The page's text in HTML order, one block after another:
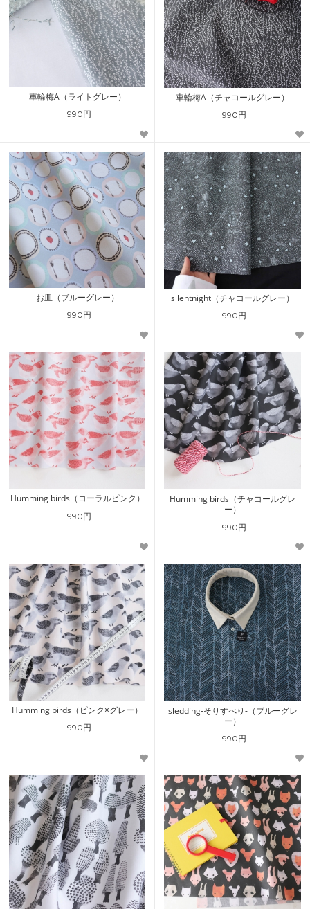
車輪梅A（ライトグレー）
990円
車輪梅A（チャコールグレー）
990円
お皿（ブルーグレー）
990円
silentnight（チャコールグレー）
990円
Humming birds（コーラルピンク）
990円
Humming birds（チャコールグレ
ー）
990円
Humming birds（ピンク×グレー）
990円
sledding-そりすべり-（ブルーグレ
ー）
990円